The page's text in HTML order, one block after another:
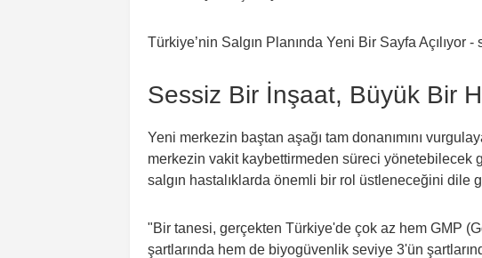
Sessiz Bir İnşaat, Büyük Bir
Yeni merkezin baştan aşağı tam donanımını
merkezin vakit kaybettirmeden süreci yönetebilecek
salgın hastalıklarda önemli bir rol üstleneceğini dile
"Bir tanesi, gerçekten Türkiye'de çok az hem GMP
şartlarında hem de biyogüvenlik seviye 3'ün